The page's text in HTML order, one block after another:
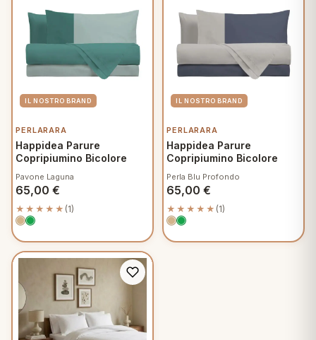
PERLARARA
Happidea Parure
Copripiumino Bicolore
Pavone Laguna
65,00 €
★★★★★ (1)
PERLARARA
Happidea Parure
Copripiumino Bicolore
Perla Blu Profondo
65,00 €
★★★★★ (1)